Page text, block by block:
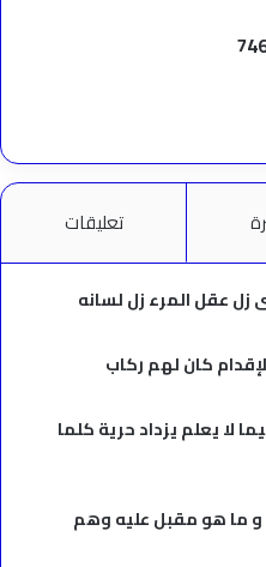
تعليقات
زل عقل المرء زل لسانه
كان لهم ركاب
لا يعلم يزداد حرية كلما
، و ما هو مقبل عليه وهم